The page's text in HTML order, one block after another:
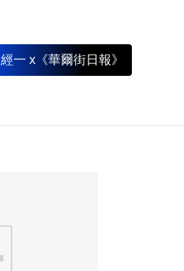
經一 x《華爾街日報》